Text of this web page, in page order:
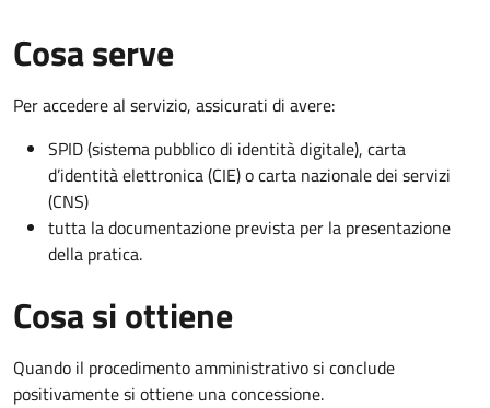
Cosa serve
Per accedere al servizio, assicurati di avere:
SPID (sistema pubblico di identità digitale), carta
d’identità elettronica (CIE) o carta nazionale dei servizi
(CNS)
tutta la documentazione prevista per la presentazione
della pratica.
Cosa si ottiene
Quando il procedimento amministrativo si conclude
positivamente si ottiene una concessione.